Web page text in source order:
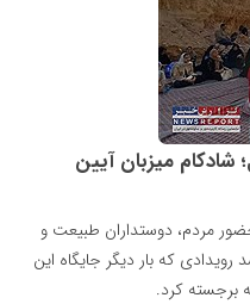
میزبان آیین
مردم، دوستداران طبیعت و
که بار دیگر جایگاه این
برجسته کرد.